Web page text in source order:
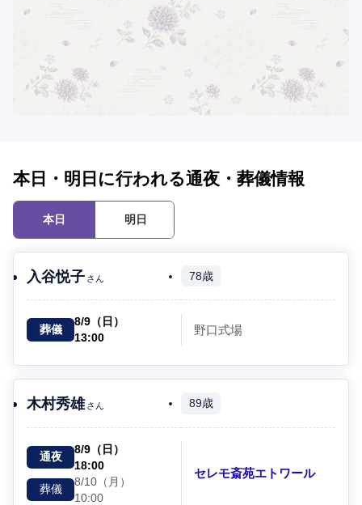
本日・明日に行われる通夜・葬儀情報
本日 明日
入谷悦子 さん 78歳
葬儀
8/9（日）
13:00
野口式場
木村秀雄 さん 89歳
通夜
8/9（日）
18:00
葬儀
8/10（月）
10:00
セレモ斎苑エトワール